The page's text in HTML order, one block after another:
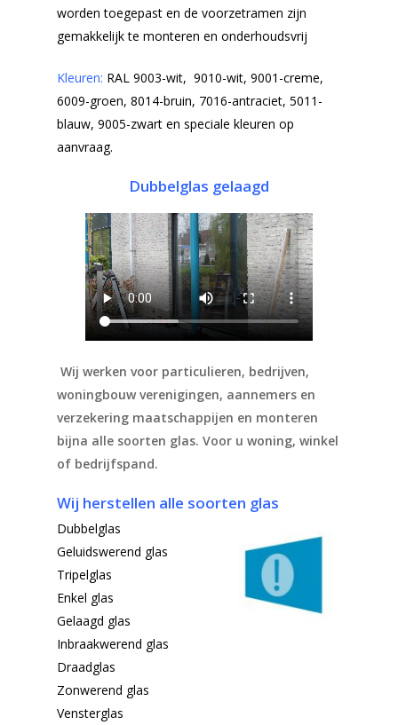
worden toegepast en de voorzetramen zijn
gemakkelijk te monteren en onderhoudsvrij
Kleuren: RAL 9003-wit, 9010-wit, 9001-creme,
6009-groen, 8014-bruin, 7016-antraciet, 5011-
blauw, 9005-zwart en speciale kleuren op
aanvraag.
Dubbelglas gelaagd
Wij werken voor particulieren, bedrijven,
woningbouw verenigingen, aannemers en
verzekering maatschappijen en monteren
bijna alle soorten glas. Voor u woning, winkel
of bedrijfspand.
Wij herstellen alle soorten glas
Dubbelglas
Geluidswerend glas
Tripelglas
Enkel glas
Gelaagd glas
Inbraakwerend glas
Draadglas
Zonwerend glas
Vensterglas